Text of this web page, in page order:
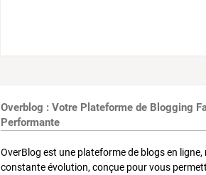
Overblog : Votre Plateforme de Blogging
Performante
OverBlog est une plateforme de blogs en ligne,
constante évolution, conçue pour vous